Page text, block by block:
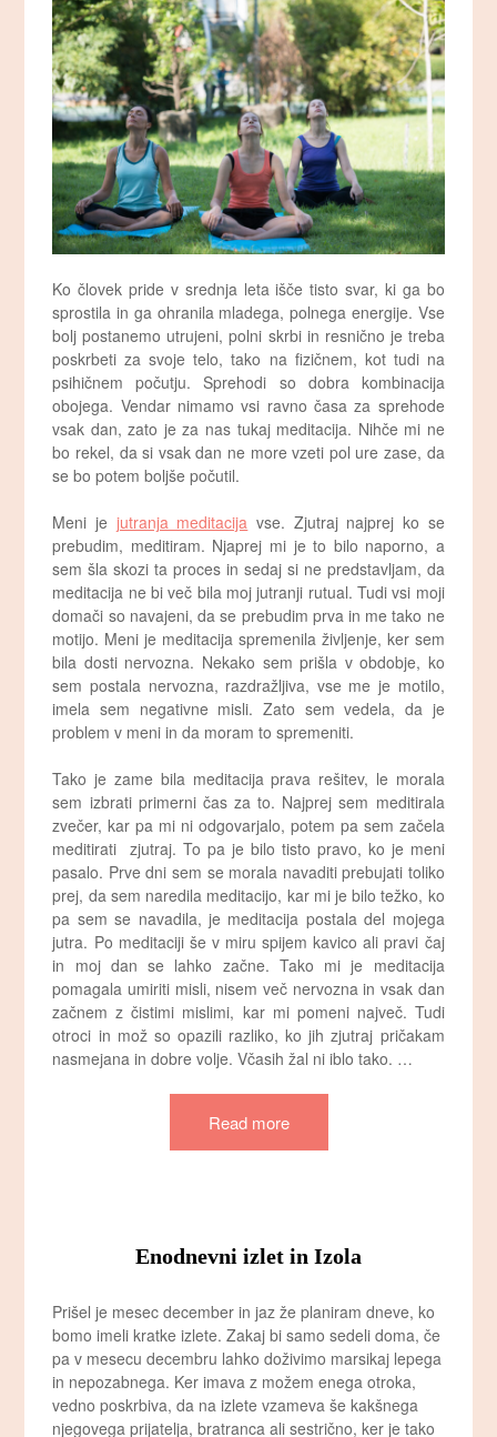
Ko človek pride v srednja leta išče tisto svar, ki ga bo
sprostila in ga ohranila mladega, polnega energije. Vse
bolj postanemo utrujeni, polni skrbi in resnično je treba
poskrbeti za svoje telo, tako na fizičnem, kot tudi na
psihičnem počutju. Sprehodi so dobra kombinacija
obojega. Vendar nimamo vsi ravno časa za sprehode
vsak dan, zato je za nas tukaj meditacija. Nihče mi ne
bo rekel, da si vsak dan ne more vzeti pol ure zase, da
se bo potem boljše počutil.
Meni je jutranja meditacija vse. Zjutraj najprej ko se
prebudim, meditiram. Njaprej mi je to bilo naporno, a
sem šla skozi ta proces in sedaj si ne predstavljam, da
meditacija ne bi več bila moj jutranji rutual. Tudi vsi moji
domači so navajeni, da se prebudim prva in me tako ne
motijo. Meni je meditacija spremenila življenje, ker sem
bila dosti nervozna. Nekako sem prišla v obdobje, ko
sem postala nervozna, razdražljiva, vse me je motilo,
imela sem negativne misli. Zato sem vedela, da je
problem v meni in da moram to spremeniti.
Tako je zame bila meditacija prava rešitev, le morala
sem izbrati primerni čas za to. Najprej sem meditirala
zvečer, kar pa mi ni odgovarjalo, potem pa sem začela
meditirati zjutraj. To pa je bilo tisto pravo, ko je meni
pasalo. Prve dni sem se morala navaditi prebujati toliko
prej, da sem naredila meditacijo, kar mi je bilo težko, ko
pa sem se navadila, je meditacija postala del mojega
jutra. Po meditaciji še v miru spijem kavico ali pravi čaj
in moj dan se lahko začne. Tako mi je meditacija
pomagala umiriti misli, nisem več nervozna in vsak dan
začnem z čistimi mislimi, kar mi pomeni največ. Tudi
otroci in mož so opazili razliko, ko jih zjutraj pričakam
nasmejana in dobre volje. Včasih žal ni iblo tako. …
Read more
Enodnevni izlet in Izola
Prišel je mesec december in jaz že planiram dneve, ko
bomo imeli kratke izlete. Zakaj bi samo sedeli doma, če
pa v mesecu decembru lahko doživimo marsikaj lepega
in nepozabnega. Ker imava z možem enega otroka,
vedno poskrbiva, da na izlete vzameva še kakšnega
njegovega prijatelja, bratranca ali sestrično, ker je tako